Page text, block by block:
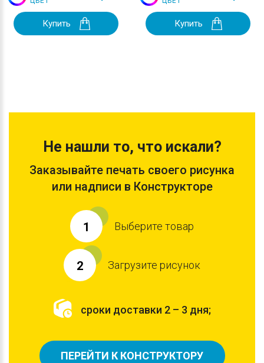
Купить Купить
Не нашли то, что искали?
Заказывайте печать своего рисунка
или надписи в Конструкторе
1 Выберите товар
2 Загрузите рисунок
сроки доставки 2 – 3 дня;
ПЕРЕЙТИ К КОНСТРУКТОРУ